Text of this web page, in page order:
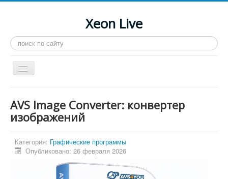
Xeon Live
Искать...
Toggle
Navigation
LGA 2011-3
Процессоры
AVS Image Converter: конвертер
изображений
Категория: Графические программы
Опубликовано: 26 февраля 2026